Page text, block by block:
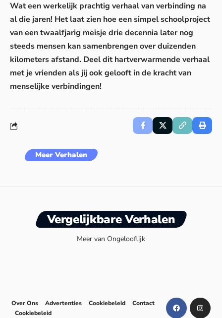
Wat een werkelijk prachtig verhaal van verbinding na
al die jaren! Het laat zien hoe een simpel schoolproject
van een twaalfjarig meisje drie decennia later nog
steeds mensen kan samenbrengen over duizenden
kilometers afstand. Deel dit hartverwarmende verhaal
met je vrienden als jij ook gelooft in de kracht van
menselijke verbindingen!
Meer Verhalen
Vergelijkbare Verhalen
Meer van Ongelooflijk
Over Ons Advertenties Cookiebeleid
Contact
Cookiebeleid